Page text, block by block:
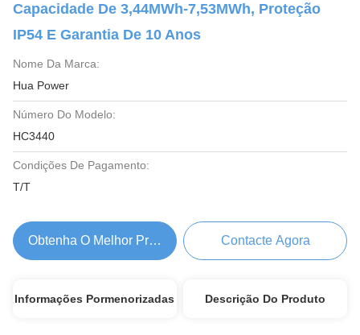
Capacidade De 3,44MWh-7,53MWh, Proteção
IP54 E Garantia De 10 Anos
Nome Da Marca:
Hua Power
Número Do Modelo:
HC3440
Condições De Pagamento:
T/T
Obtenha O Melhor Preço Contacte Agora
Informações Pormenorizadas Descrição Do Produto